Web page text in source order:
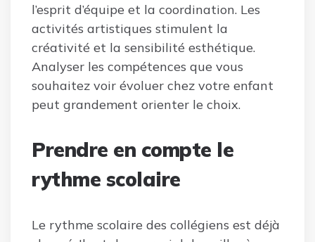
l’esprit d’équipe et la coordination. Les
activités artistiques stimulent la
créativité et la sensibilité esthétique.
Analyser les compétences que vous
souhaitez voir évoluer chez votre enfant
peut grandement orienter le choix.
Prendre en compte le
rythme scolaire
Le rythme scolaire des collégiens est déjà